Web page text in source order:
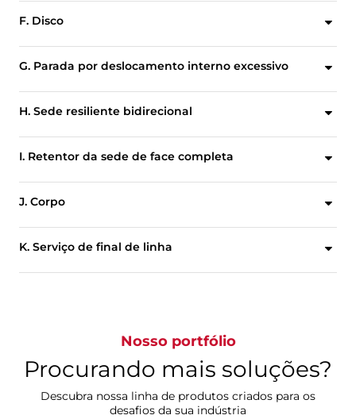
F. Disco
G. Parada por deslocamento interno excessivo
H. Sede resiliente bidirecional
I. Retentor da sede de face completa
J. Corpo
K. Serviço de final de linha
Nosso portfólio
Procurando mais soluções?
Descubra nossa linha de produtos criados para os
desafios da sua indústria